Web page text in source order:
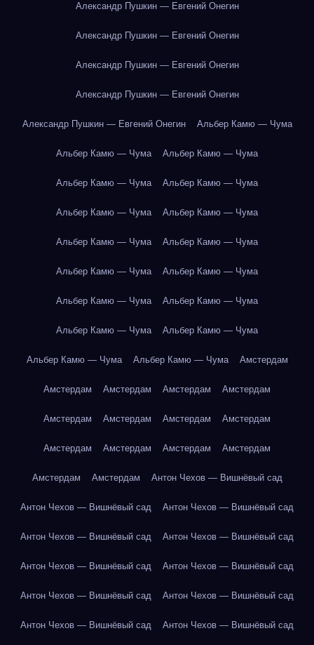
Александр Пушкин — Евгений Онегин
Александр Пушкин — Евгений Онегин
Александр Пушкин — Евгений Онегин
Александр Пушкин — Евгений Онегин
Александр Пушкин — Евгений Онегин Альбер Камю — Чума
Альбер Камю — Чума Альбер Камю — Чума
Альбер Камю — Чума Альбер Камю — Чума
Альбер Камю — Чума Альбер Камю — Чума
Альбер Камю — Чума Альбер Камю — Чума
Альбер Камю — Чума Альбер Камю — Чума
Альбер Камю — Чума Альбер Камю — Чума
Альбер Камю — Чума Альбер Камю — Чума
Альбер Камю — Чума Альбер Камю — Чума Амстердам
Амстердам Амстердам Амстердам Амстердам
Амстердам Амстердам Амстердам Амстердам
Амстердам Амстердам Амстердам Амстердам
Амстердам Амстердам Антон Чехов — Вишнёвый сад
Антон Чехов — Вишнёвый сад Антон Чехов — Вишнёвый сад
Антон Чехов — Вишнёвый сад Антон Чехов — Вишнёвый сад
Антон Чехов — Вишнёвый сад Антон Чехов — Вишнёвый сад
Антон Чехов — Вишнёвый сад Антон Чехов — Вишнёвый сад
Антон Чехов — Вишнёвый сад Антон Чехов — Вишнёвый сад